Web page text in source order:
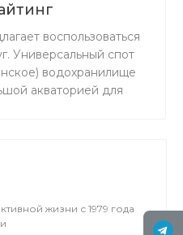
воспользоваться
Универсальный спот
водохранилище
акваторией для
жизни с 1979 года